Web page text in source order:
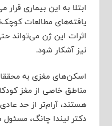
ابتلا به این بیماری
یافته‌های مطالعات
اثرات این ژن می‌تواند
نیز آشکار شود.
اسکن‌های مغزی به
هستند، آرام‌تر از حد
دکتر لیندا چانگ، مسئول